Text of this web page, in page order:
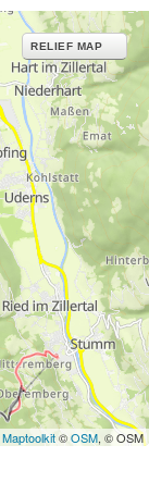
RELIEF MAP
Maptoolkit©OSM, © OSM